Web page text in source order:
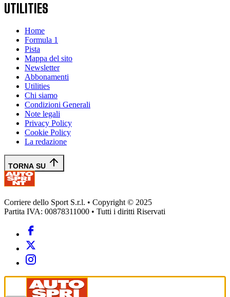
UTILITIES
Home
Formula 1
Pista
Mappa del sito
Newsletter
Abbonamenti
Utilities
Chi siamo
Condizioni Generali
Note legali
Privacy Policy
Cookie Policy
La redazione
TORNA SU
Corriere dello Sport S.r.l. • Copyright © 2025
Partita IVA: 00878311000 • Tutti i diritti Riservati